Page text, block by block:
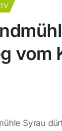
vom
Syrau